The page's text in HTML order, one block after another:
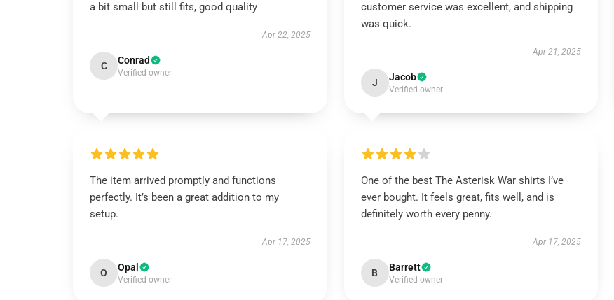
a bit small but still fits, good quality
Apr 22, 2025
C Conrad
Verified owner
customer service was excellent, and shipping
was quick.
Apr 21, 2025
J Jacob
Verified owner
The item arrived promptly and functions
perfectly. It’s been a great addition to my
setup.
Apr 17, 2025
O Opal
Verified owner
One of the best The Asterisk War shirts I’ve
ever bought. It feels great, fits well, and is
definitely worth every penny.
Apr 17, 2025
B Barrett
Verified owner